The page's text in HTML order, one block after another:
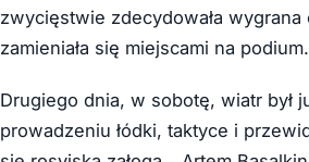
zwycięstwie zdecydowała
zamieniała się miejscami na podium.
Drugiego dnia, w sobotę, wiatr był
prowadzeniu łódki, taktyce i